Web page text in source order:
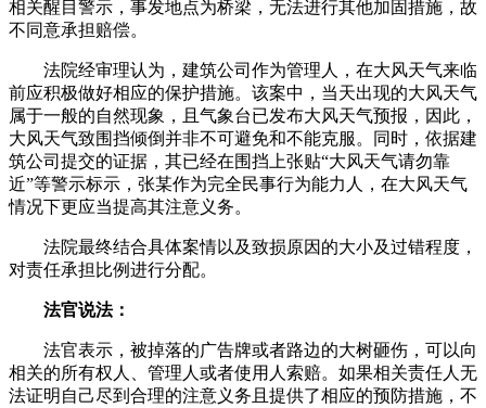
相关醒目警示，事发地点为桥梁，无法进行其他加固措施，故
不同意承担赔偿。
法院经审理认为，建筑公司作为管理人，在大风天气来临
前应积极做好相应的保护措施。该案中，当天出现的大风天气
属于一般的自然现象，且气象台已发布大风天气预报，因此，
大风天气致围挡倾倒并非不可避免和不能克服。同时，依据建
筑公司提交的证据，其已经在围挡上张贴“大风天气请勿靠
近”等警示标示，张某作为完全民事行为能力人，在大风天气
情况下更应当提高其注意义务。
法院最终结合具体案情以及致损原因的大小及过错程度，
对责任承担比例进行分配。
法官说法：
法官表示，被掉落的广告牌或者路边的大树砸伤，可以向
相关的所有权人、管理人或者使用人索赔。如果相关责任人无
法证明自己尽到合理的注意义务且提供了相应的预防措施，不